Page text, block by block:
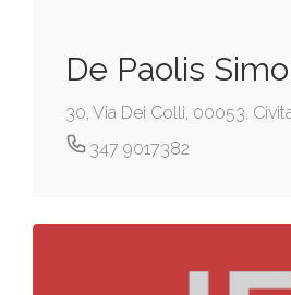
De Paolis
30, Via Dei Colli, 00053,
347 9017382